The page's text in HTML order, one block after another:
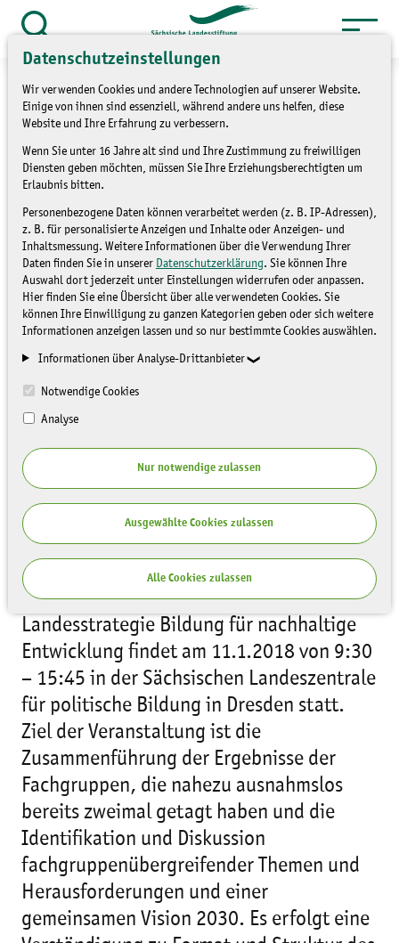
Datenschutzeinstellungen
Wir verwenden Cookies und andere Technologien auf unserer Website.
Einige von ihnen sind essenziell, während andere uns helfen, diese
Website und Ihre Erfahrung zu verbessern.
Wenn Sie unter 16 Jahre alt sind und Ihre Zustimmung zu freiwilligen
Diensten geben möchten, müssen Sie Ihre Erziehungsberechtigten um
Erlaubnis bitten.
Personenbezogene Daten können verarbeitet werden (z. B. IP-Adressen),
z. B. für personalisierte Anzeigen und Inhalte oder Anzeigen- und
Inhaltsmessung. Weitere Informationen über die Verwendung Ihrer
Daten finden Sie in unserer Datenschutzerklärung. Sie können Ihre
Auswahl dort jederzeit unter Einstellungen widerrufen oder anpassen.
Hier finden Sie eine Übersicht über alle verwendeten Cookies. Sie
können Ihre Einwilligung zu ganzen Kategorien geben oder sich weitere
Informationen anzeigen lassen und so nur bestimmte Cookies auswählen.
Informationen über Analyse-Drittanbieter
Notwendige Cookies
Analyse
Nur notwendige zulassen
Ausgewählte Cookies zulassen
Alle Cookies zulassen
Zum
Inhalt
springen
öffnen
Themen » Umweltbildung
BNE-Dialogforum am
11.1.2018 in Dresden
UMWELTBILDUNG
Der Dialog ist die Optimierung des
Denkens vor dem Handeln. Das erste
Dialogforum zur Erarbeitung der
Landesstrategie Bildung für nachhaltige
Entwicklung findet am 11.1.2018 von 9:30
– 15:45 in der Sächsischen Landeszentrale
für politische Bildung in Dresden statt.
Ziel der Veranstaltung ist die
Zusammenführung der Ergebnisse der
Fachgruppen, die nahezu ausnahmslos
bereits zweimal getagt haben und die
Identifikation und Diskussion
fachgruppenübergreifender Themen und
Herausforderungen und einer
gemeinsamen Vision 2030. Es erfolgt eine